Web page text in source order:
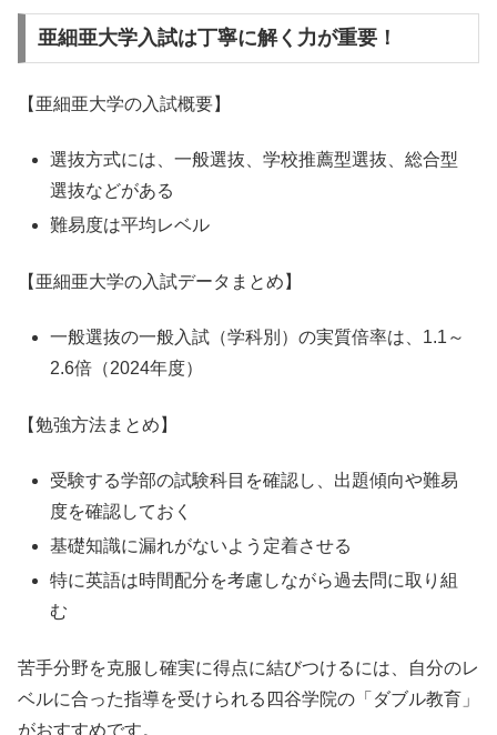
亜細亜大学入試は丁寧に解く力が重要！
【亜細亜大学の入試概要】
選抜方式には、一般選抜、学校推薦型選抜、総合型
選抜などがある
難易度は平均レベル
【亜細亜大学の入試データまとめ】
一般選抜の一般入試（学科別）の実質倍率は、1.1～
2.6倍（2024年度）
【勉強方法まとめ】
受験する学部の試験科目を確認し、出題傾向や難易
度を確認しておく
基礎知識に漏れがないよう定着させる
特に英語は時間配分を考慮しながら過去問に取り組
む
苦手分野を克服し確実に得点に結びつけるには、自分のレ
ベルに合った指導を受けられる四谷学院の「ダブル教育」
がおすすめです。